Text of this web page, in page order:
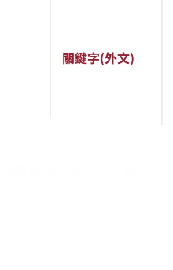
關鍵字(外文)